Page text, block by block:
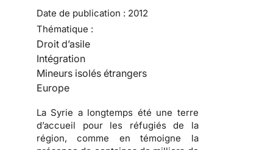
Date de publication : 2012
Thématique :
Droit d’asile
Intégration
Mineurs isolés étrangers
Europe
La Syrie a longtemps été une terre
d’accueil pour les réfugiés de la
région, comme en témoigne la